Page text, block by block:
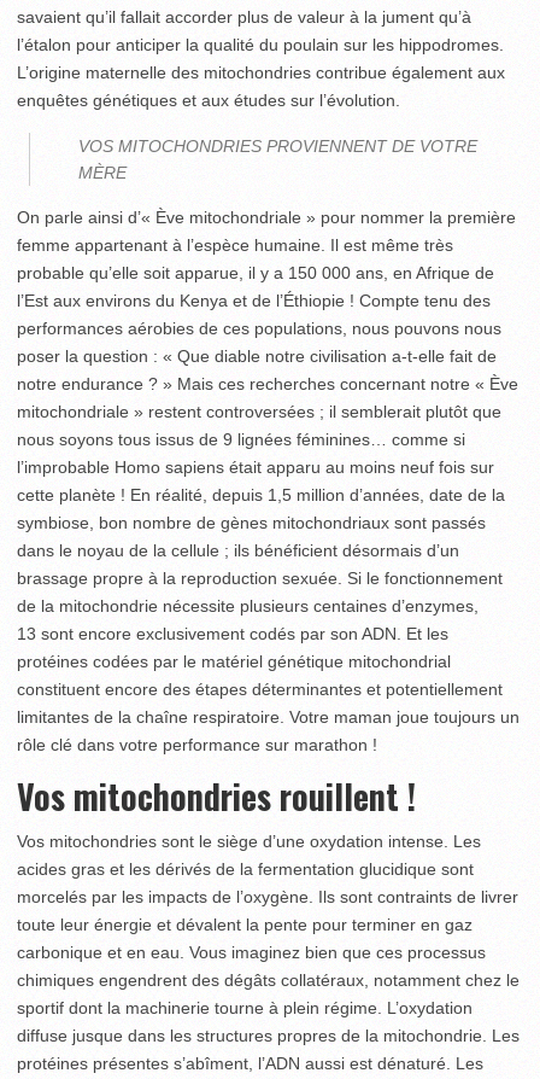
savaient qu’il fallait accorder plus de valeur à la jument qu’à
l’étalon pour anticiper la qualité du poulain sur les hippodromes.
L’origine maternelle des mitochondries contribue également aux
enquêtes génétiques et aux études sur l’évolution.
VOS MITOCHONDRIES PROVIENNENT DE VOTRE
MÈRE
On parle ainsi d’« Ève mitochondriale » pour nommer la première
femme appartenant à l’espèce humaine. Il est même très
probable qu’elle soit apparue, il y a 150 000 ans, en Afrique de
l’Est aux environs du Kenya et de l’Éthiopie ! Compte tenu des
performances aérobies de ces populations, nous pouvons nous
poser la question : « Que diable notre civilisation a-t-elle fait de
notre endurance ? » Mais ces recherches concernant notre « Ève
mitochondriale » restent controversées ; il semblerait plutôt que
nous soyons tous issus de 9 lignées féminines… comme si
l’improbable Homo sapiens était apparu au moins neuf fois sur
cette planète ! En réalité, depuis 1,5 million d’années, date de la
symbiose, bon nombre de gènes mitochondriaux sont passés
dans le noyau de la cellule ; ils bénéficient désormais d’un
brassage propre à la reproduction sexuée. Si le fonctionnement
de la mitochondrie nécessite plusieurs centaines d’enzymes,
13 sont encore exclusivement codés par son ADN. Et les
protéines codées par le matériel génétique mitochondrial
constituent encore des étapes déterminantes et potentiellement
limitantes de la chaîne respiratoire. Votre maman joue toujours un
rôle clé dans votre performance sur marathon !
Vos mitochondries rouillent !
Vos mitochondries sont le siège d’une oxydation intense. Les
acides gras et les dérivés de la fermentation glucidique sont
morcelés par les impacts de l’oxygène. Ils sont contraints de livrer
toute leur énergie et dévalent la pente pour terminer en gaz
carbonique et en eau. Vous imaginez bien que ces processus
chimiques engendrent des dégâts collatéraux, notamment chez le
sportif dont la machinerie tourne à plein régime. L’oxydation
diffuse jusque dans les structures propres de la mitochondrie. Les
protéines présentes s’abîment, l’ADN aussi est dénaturé. Les